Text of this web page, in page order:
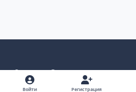
Светлый режим
Темный режим
Как в системе
Политика
Войти Регистрация